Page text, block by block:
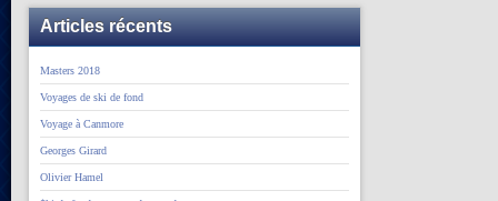
Articles récents
Masters 2018
Voyages de ski de fond
Voyage à Canmore
Georges Girard
Olivier Hamel